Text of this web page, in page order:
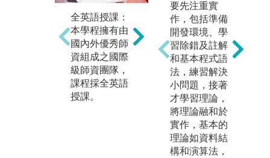
全英語授課：
本學程擁有由
國內外優秀師
資組成之國際
級師資團隊，
課程採全英語
授課。
CDIO（Concei
ve, Design, Imp
lement, Operat
e）：構思、設
計、實施、操
作之創新教學
模式，促進學
生創新思考，
培養定義問
題、團隊合作
及解決問題能
要先注重實
作，包括準備
開發環境、學
習除錯及註解
和基本程式語
法，練習解決
小問題，接著
才學習理論，
將理論融和於
實作，基本的
理論如資料結
構和演算法，